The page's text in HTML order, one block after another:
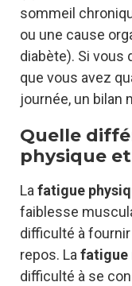
sommeil
ou une cause
diabète). Si vous
que vous avez
journée, un bilan
Quelle
physique
La fatigue
faiblesse
difficulté à
repos. La fatigue
difficulté à se